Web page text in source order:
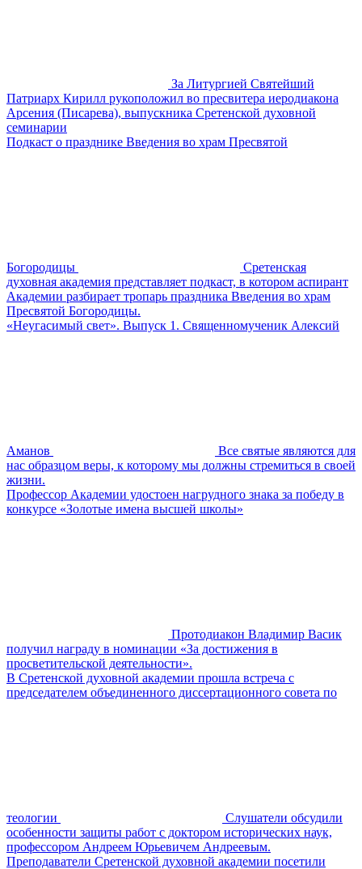
За Литургией Святейший
Патриарх Кирилл рукоположил во пресвитера иеродиакона
Арсения (Писарева), выпускника Сретенской духовной
семинарии
Подкаст о празднике Введения во храм Пресвятой
Богородицы
Сретенская
духовная академия представляет подкаст, в котором аспирант
Академии разбирает тропарь праздника Введения во храм
Пресвятой Богородицы.
«Неугасимый свет». Выпуск 1. Священномученик Алексий
Аманов
Все святые являются для
нас образцом веры, к которому мы должны стремиться в своей
жизни.
Профессор Академии удостоен нагрудного знака за победу в
конкурсе «Золотые имена высшей школы»
Протодиакон Владимир Васик
получил награду в номинации «За достижения в
просветительской деятельности».
В Сретенской духовной академии прошла встреча с
председателем объединенного диссертационного совета по
теологии
Слушатели обсудили
особенности защиты работ с доктором исторических наук,
профессором Андреем Юрьевичем Андреевым.
Преподаватели Сретенской духовной академии посетили